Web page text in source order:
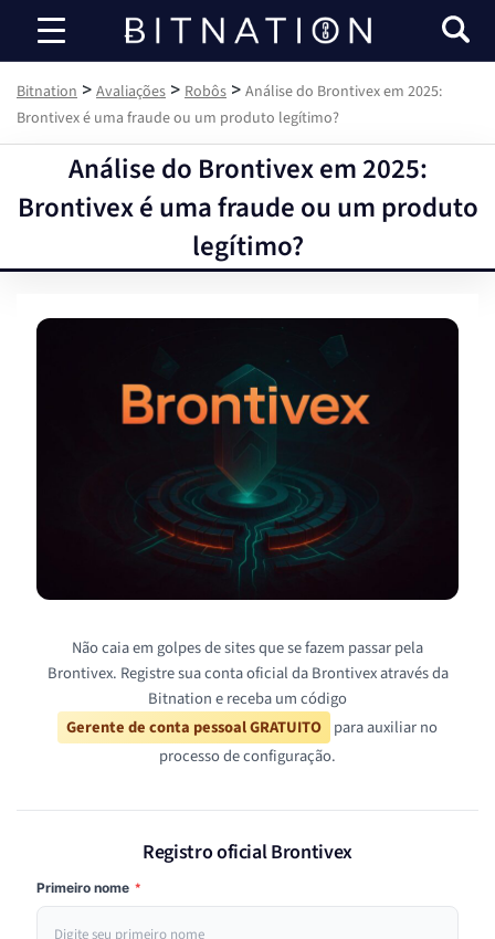
Bitnation
Bitnation > Avaliações > Robôs > Análise do Brontivex em 2025:
Brontivex é uma fraude ou um produto legítimo?
Análise do Brontivex em 2025:
Brontivex é uma fraude ou um produto
legítimo?
Não caia em golpes de sites que se fazem passar pela
Brontivex. Registre sua conta oficial da Brontivex através da
Bitnation e receba um código
Gerente de conta pessoal GRATUITO para auxiliar no
processo de configuração.
Registro oficial Brontivex
Primeiro nome *